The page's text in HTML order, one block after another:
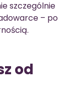
szczególnie
– po
od